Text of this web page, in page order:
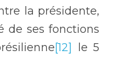
la présidente,
de ses fonctions
[12]
le 5